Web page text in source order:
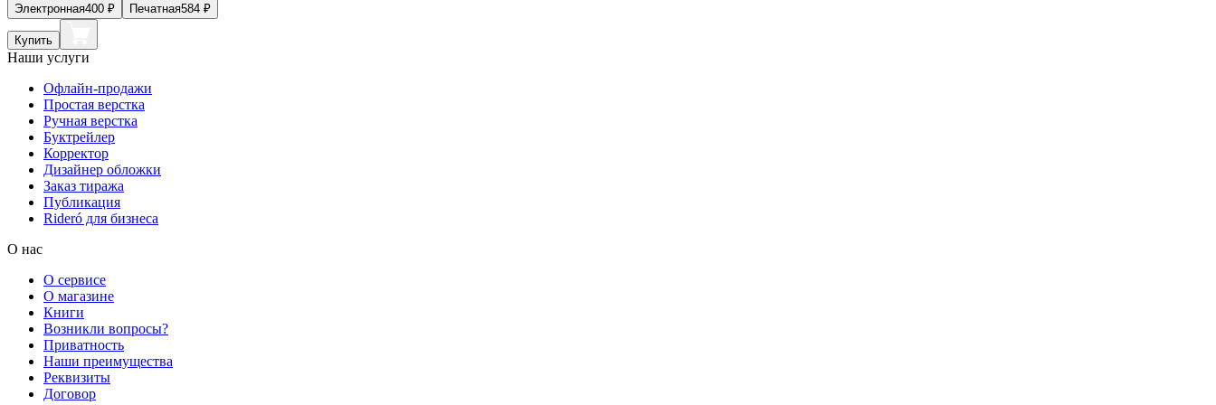
Электронная400 ₽ Печатная584 ₽
Купить
Наши услуги
Офлайн-продажи
Простая верстка
Ручная верстка
Буктрейлер
Корректор
Дизайнер обложки
Заказ тиража
Публикация
Rideró для бизнеса
О нас
О сервисе
О магазине
Книги
Возникли вопросы?
Приватность
Наши преимущества
Реквизиты
Договор